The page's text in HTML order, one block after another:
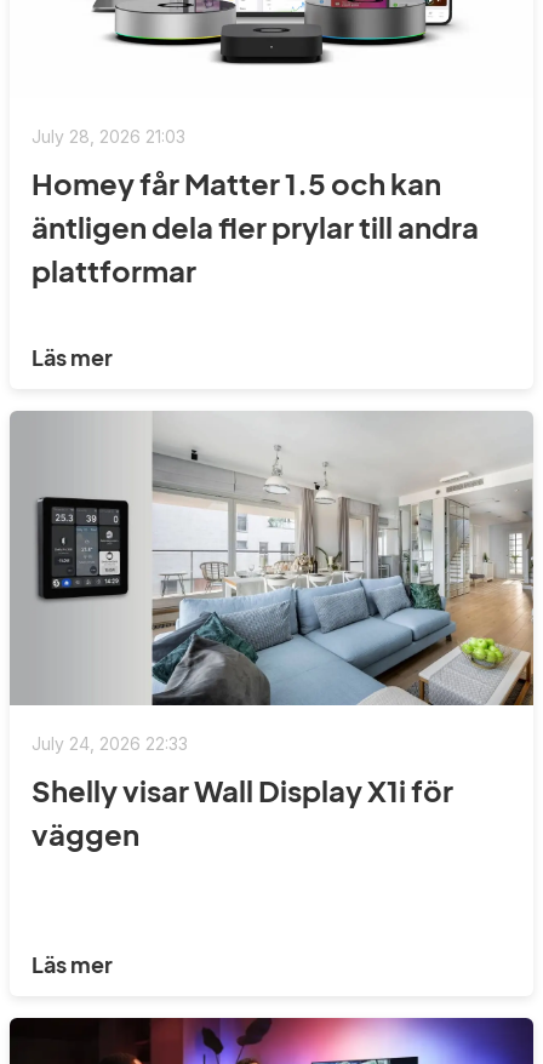
July 28, 2026 21:03
Homey får Matter 1.5 och kan
äntligen dela fler prylar till andra
plattformar
Läs mer
July 24, 2026 22:33
Shelly visar Wall Display X1i för
väggen
Läs mer